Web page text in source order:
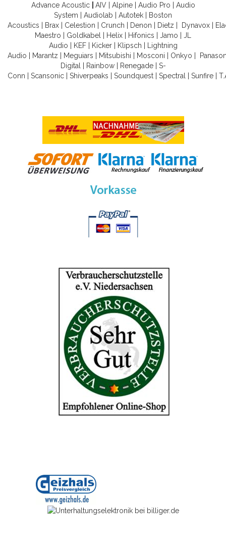
Advance Acoustic
AIV| Alpine| Audio Pro
Audio
System
Audiolab Autotek
Boston
Acoustics
Brax Celestion Crunch Denon Dietz Dynavox
Maestro
Goldkabel Helix Hifonics Jamo
JL
Audio
KEF| Kicker| Klipsch
Lightning
Audio
Marantz Meguiars Mitsubishi Mosconi Onkyo
Digital
Rainbow| Renegade| S-
Conn
Scansonic Shiverpeaks Soundquest Spectral Sunfire